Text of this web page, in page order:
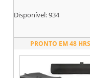
Disponível:934
PRONTO EM 48 HRS